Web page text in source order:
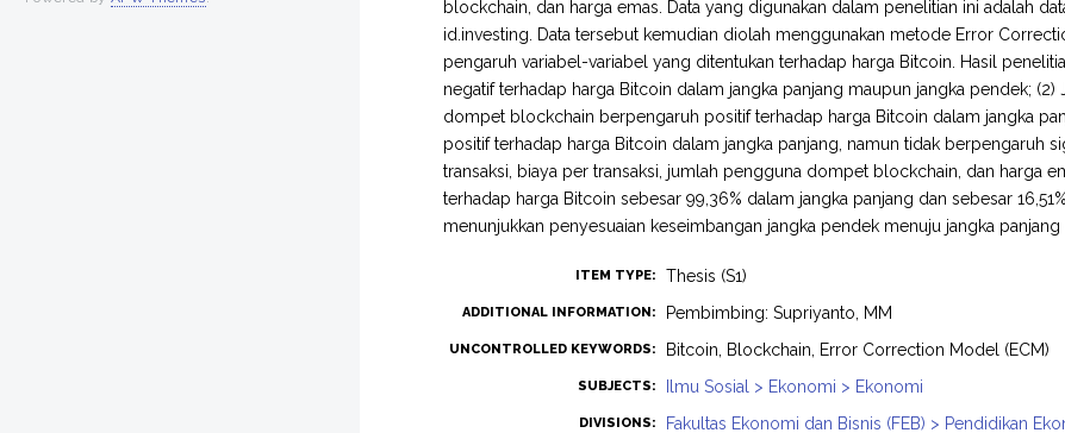
blockchain, dan harga emas. Data yang digunakan dalam penelitian ini adalah
id.investing. Data tersebut kemudian diolah menggunakan metode Error
pengaruh variabel-variabel yang ditentukan terhadap harga Bitcoin. Hasil
negatif terhadap harga Bitcoin dalam jangka panjang maupun jangka pendek;
dompet blockchain berpengaruh positif terhadap harga Bitcoin dalam jangka
positif terhadap harga Bitcoin dalam jangka panjang, namun tidak berpengaruh
transaksi, biaya per transaksi, jumlah pengguna dompet blockchain, dan harga
terhadap harga Bitcoin sebesar 99,36% dalam jangka panjang dan sebesar
menunjukkan penyesuaian keseimbangan jangka pendek menuju jangka panjang
ITEM TYPE: Thesis (S1)
ADDITIONAL INFORMATION: Pembimbing: Supriyanto, MM
UNCONTROLLED KEYWORDS: Bitcoin, Blockchain, Error Correction Model (ECM)
SUBJECTS: Ilmu Sosial > Ekonomi > Ekonomi
DIVISIONS: Fakultas Ekonomi dan Bisnis (FEB) > Pendidikan